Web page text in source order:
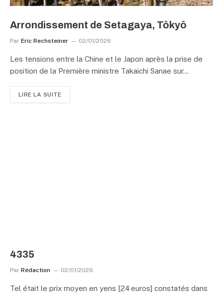
Arrondissement de Setagaya, Tôkyô
Par Eric Rechsteiner 02/01/2026
Les tensions entre la Chine et le Japon après la prise de
position de la Première ministre Takaichi Sanae sur…
LIRE LA SUITE
4335
Par Rédaction 02/01/2026
Tel était le prix moyen en yens [24 euros] constatés dans